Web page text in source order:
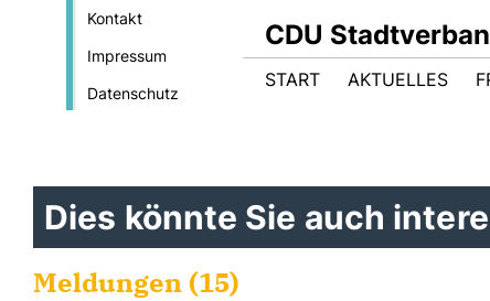
Kontakt
Impressum
Datenschutz
CDU
START AKTUELLES
Dies könnte Sie auch
Meldungen (15)